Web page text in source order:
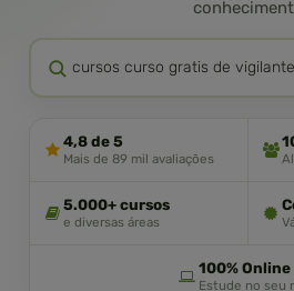
4,8 de 5
Mais de 89 mil avaliações
5.000+ cursos
e diversas áreas
100% Online
Estude no seu